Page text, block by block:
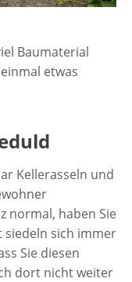
Baumaterial
etwas
Kellerasseln und
normal, haben Sie
siedeln sich immer
Sie diesen
dort nicht weiter